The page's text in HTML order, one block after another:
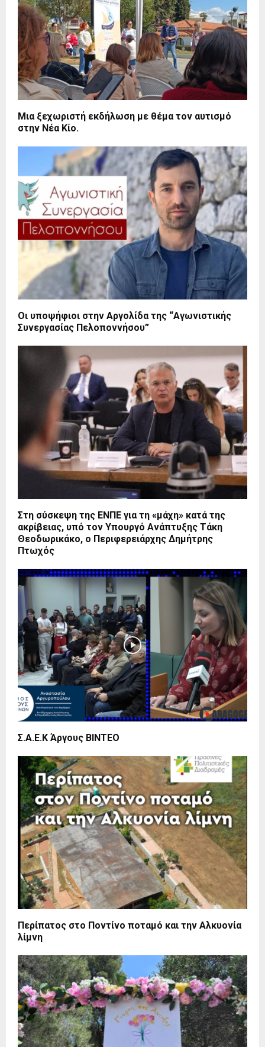
Μια ξεχωριστή εκδήλωση με θέμα τον αυτισμό
στην Νέα Κίο.
Οι υποψήφιοι στην Αργολίδα της “Αγωνιστικής
Συνεργασίας Πελοποννήσου”
Στη σύσκεψη της ΕΝΠΕ για τη «μάχη» κατά της
ακρίβειας, υπό τον Υπουργό Ανάπτυξης Τάκη
Θεοδωρικάκο, ο Περιφερειάρχης Δημήτρης
Πτωχός
Σ.Α.Ε.Κ Άργους ΒΙΝΤΕΟ
Περίπατος στο Ποντίνο ποταμό και την Αλκυονία
λίμνη